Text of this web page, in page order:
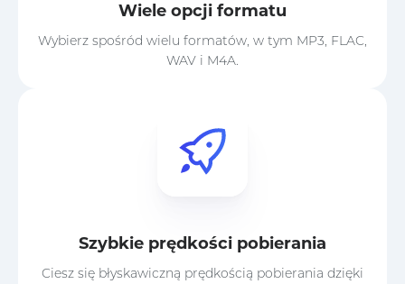
Wiele opcji formatu
Wybierz spośród wielu formatów, w tym MP3, FLAC,
WAV i M4A.
Szybkie prędkości pobierania
Ciesz się błyskawiczną prędkością pobierania dzięki